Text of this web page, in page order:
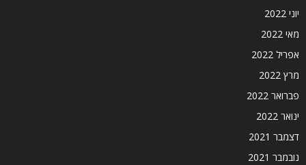
יוני 2022
מאי 2022
אפריל 2022
מרץ 2022
פברואר 2022
ינואר 2022
דצמבר 2021
נובמבר 2021